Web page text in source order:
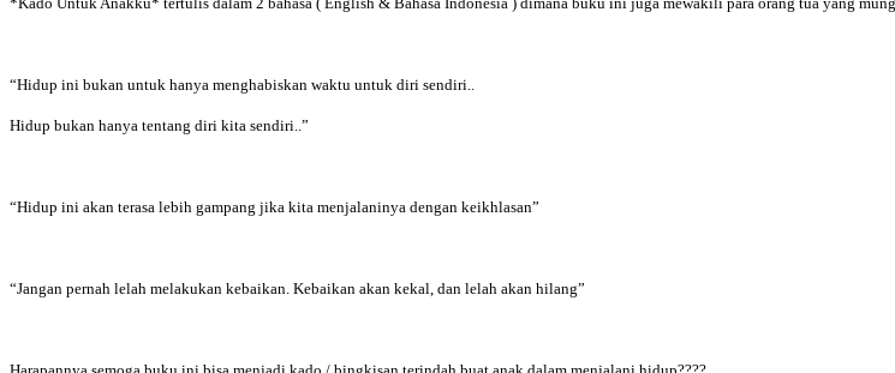
“Hidup ini bukan untuk hanya menghabiskan waktu untuk diri sendiri..
Hidup bukan hanya tentang diri kita sendiri..”
“Hidup ini akan terasa lebih gampang jika kita menjalaninya dengan keikhlasan”
“Jangan pernah lelah melakukan kebaikan. Kebaikan akan kekal, dan lelah akan hilang”